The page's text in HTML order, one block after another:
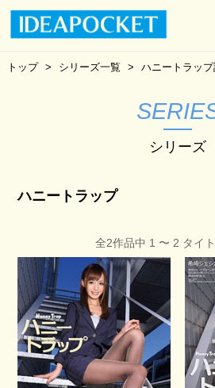
トップ シリーズ一覧 ハニートラッ
シリーズ
ハニートラップ
全2作品中 1 〜 2 タイ